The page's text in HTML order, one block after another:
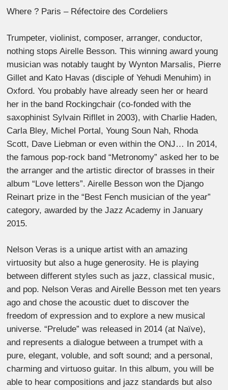
Where ? Paris – Réfectoire des Cordeliers
Trumpeter, violinist, composer, arranger, conductor,
nothing stops Airelle Besson. This winning award young
musician was notably taught by Wynton Marsalis, Pierre
Gillet and Kato Havas (disciple of Yehudi Menuhim) in
Oxford. You probably have already seen her or heard
her in the band Rockingchair (co-fonded with the
saxophinist Sylvain Rifllet in 2003), with Charlie Haden,
Carla Bley, Michel Portal, Young Soun Nah, Rhoda
Scott, Dave Liebman or even within the ONJ… In 2014,
the famous pop-rock band “Metronomy” asked her to be
the arranger and the artistic director of brasses in their
album “Love letters”. Airelle Besson won the Django
Reinart prize in the “Best Fench musician of the year”
category, awarded by the Jazz Academy in January
2015.
Nelson Veras is a unique artist with an amazing
virtuosity but also a huge generosity. He is playing
between different styles such as jazz, classical music,
and pop. Nelson Veras and Airelle Besson met ten years
ago and chose the acoustic duet to discover the
freedom of expression and to explore a new musical
universe. “Prelude” was released in 2014 (at Naïve),
and represents a dialogue between a trumpet with a
pure, elegant, voluble, and soft sound; and a personal,
charming and virtuoso guitar. In this album, you will be
able to hear compositions and jazz standards but also